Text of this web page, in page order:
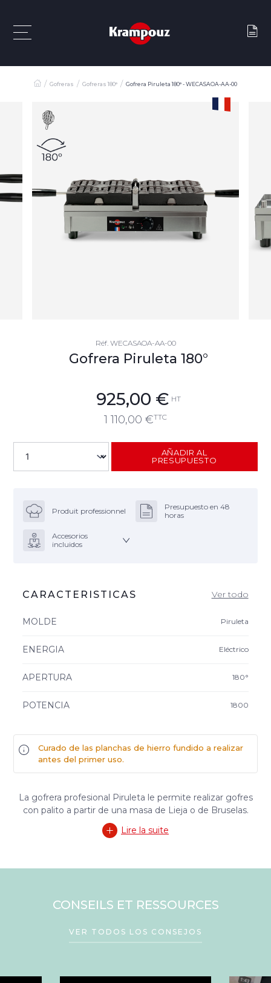
Gofreras Gofreras 180° Gofrera Piruleta 180° - WECASAOA-AA-00
Réf. WECASAOA-AA-00
Gofrera Piruleta 180°
925,00 € HT
1 110,00 €TTC
AÑADIR AL
PRESUPUESTO
Produit professionnel
Presupuesto en 48
horas
Accesorios
incluidos
CARACTERISTICAS Ver todo
MOLDE Piruleta
ENERGIA Eléctrico
APERTURA 180°
POTENCIA 1800
Curado de las planchas de hierro fundido a realizar
antes del primer uso.
La gofrera profesional Piruleta le permite realizar gofres
con palito a partir de una masa de Lieja o de Bruselas.
Lire la suite
CONSEILS ET RESSOURCES
VER TODOS LOS CONSEJOS